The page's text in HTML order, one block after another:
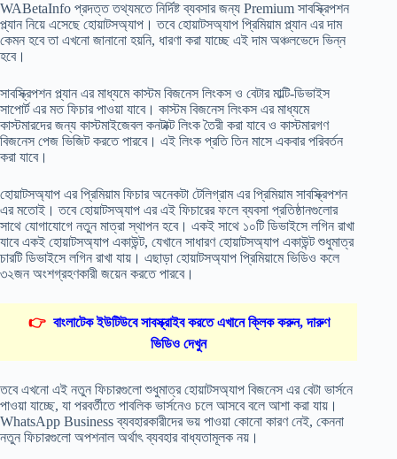
WABetaInfo প্রদত্ত তথ্যমতে নির্দিষ্ট ব্যবসার জন্য Premium সাবস্ক্রিপশন
প্ল্যান নিয়ে এসেছে হোয়াটসঅ্যাপ। তবে হোয়াটসঅ্যাপ প্রিমিয়াম প্ল্যান এর দাম
কেমন হবে তা এখনো জানানো হয়নি, ধারণা করা যাচ্ছে এই দাম অঞ্চলভেদে ভিন্ন
হবে।
সাবস্ক্রিপশন প্ল্যান এর মাধ্যমে কাস্টম বিজনেস লিংকস ও বেটার মাল্টি-ডিভাইস
সাপোর্ট এর মত ফিচার পাওয়া যাবে। কাস্টম বিজনেস লিংকস এর মাধ্যমে
কাস্টমারদের জন্য কাস্টমাইজেবল কনটাক্ট লিংক তৈরী করা যাবে ও কাস্টমারগণ
বিজনেস পেজ ভিজিট করতে পারবে। এই লিংক প্রতি তিন মাসে একবার পরিবর্তন
করা যাবে।
হোয়াটসঅ্যাপ এর প্রিমিয়াম ফিচার অনেকটা টেলিগ্রাম এর প্রিমিয়াম সাবস্ক্রিপশন
এর মতোই। তবে হোয়াটসঅ্যাপ এর এই ফিচারের ফলে ব্যবসা প্রতিষ্ঠানগুলোর
সাথে যোগাযোগে নতুন মাত্রা স্থাপন হবে। একই সাথে ১০টি ডিভাইসে লগিন রাখা
যাবে একই হোয়াটসঅ্যাপ একাউন্ট, যেখানে সাধারণ হোয়াটসঅ্যাপ একাউন্ট শুধুমাত্র
চারটি ডিভাইসে লগিন রাখা যায়। এছাড়া হোয়াটসঅ্যাপ প্রিমিয়ামে ভিডিও কলে
৩২জন অংশগ্রহণকারী জয়েন করতে পারবে।
👉 বাংলাটেক ইউটিউবে সাবস্ক্রাইব করতে এখানে ক্লিক করুন, দারুণ
ভিডিও দেখুন
তবে এখনো এই নতুন ফিচারগুলো শুধুমাত্র হোয়াটসঅ্যাপ বিজনেস এর বেটা ভার্সনে
পাওয়া যাচ্ছে, যা পরবর্তীতে পাবলিক ভার্সনেও চলে আসবে বলে আশা করা যায়।
WhatsApp Business ব্যবহারকারীদের ভয় পাওয়া কোনো কারণ নেই, কেননা
নতুন ফিচারগুলো অপশনাল অর্থাৎ ব্যবহার বাধ্যতামূলক নয়।